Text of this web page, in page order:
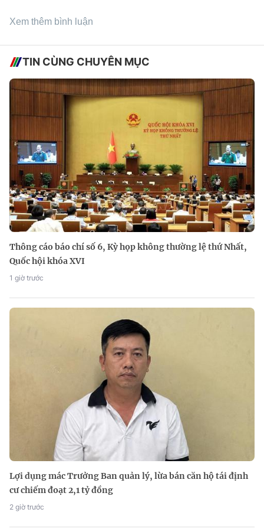
Xem thêm bình luận
TIN CÙNG CHUYÊN MỤC
Thông cáo báo chí số 6, Kỳ họp không thường lệ thứ Nhất,
Quốc hội khóa XVI
1 giờ trước
Lợi dụng mác Trưởng Ban quản lý, lừa bán căn hộ tái định
cư chiếm đoạt 2,1 tỷ đồng
2 giờ trước